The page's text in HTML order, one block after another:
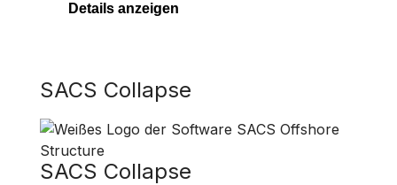
Details anzeigen
SACS Collapse
SACS Collapse